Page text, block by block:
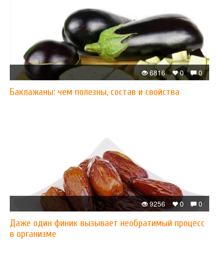
0
0
6816
Баклажаны: чем полезны, состав и свойства
0
0
9256
Даже один финик вызывает необратимый процесс
в организме